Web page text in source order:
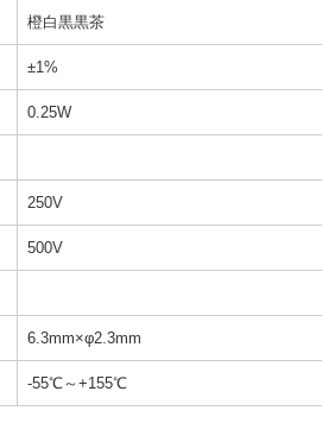
橙白黒黒茶
±1%
0.25W
250V
500V
6.3mm×φ2.3mm
-55℃～+155℃